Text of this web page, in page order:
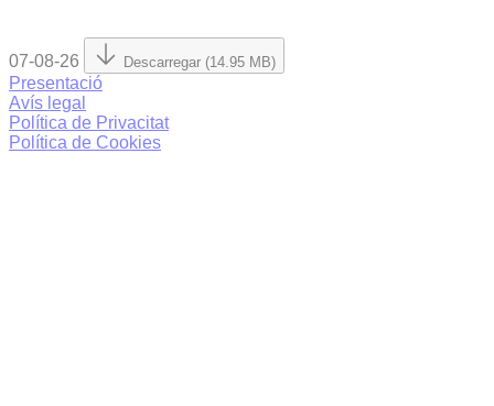
07-08-26 Descarregar (14.95 MB)
Presentació
Avís legal
Política de Privacitat
Política de Cookies